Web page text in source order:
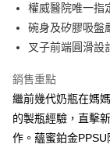
消。如遇「轉專審核
法說明評估內容。
1.分期款項不併入電
2.透過簡訊連結打開
帳／街口支付／
【注意事項】
1.本服務係由「台灣
２．便利：只要手機
３．安心：先確認商
１．於結帳方式選擇
結帳頁面，進行簡訊
２．訂單成立數日內
３．收到繳費通知簡
※ 請注意：結帳手續
「Hami Point」為中
會員帳號後，即可在
ATM付款
付款後全家取貨
每筆NT$100，滿
付款後萊爾富取貨
權威醫院唯一指
碗身及矽膠吸盤
叉子前端圓滑設
銷售重點
繼前幾代奶瓶在媽
的製瓶經驗，直擊
作。蘊蜜鉑金